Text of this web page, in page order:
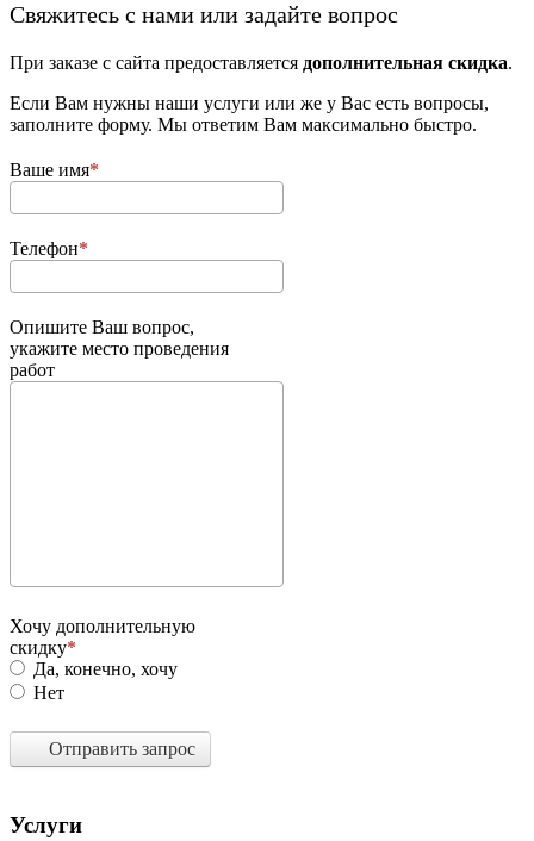
­Свяжитесь с нами или задайте вопрос
При заказе с сайта предоставляется дополнительная скидка.
Если Вам нужны наши услуги или же у Вас есть вопросы,
заполните форму. Мы ответим Вам максимально быстро.
Ваше имя
Телефон
Опишите Ваш вопрос,
укажите место проведения
работ
Хочу дополнительную
скидку
Да, конечно, хочу
Нет
Отправить запрос
Услуги